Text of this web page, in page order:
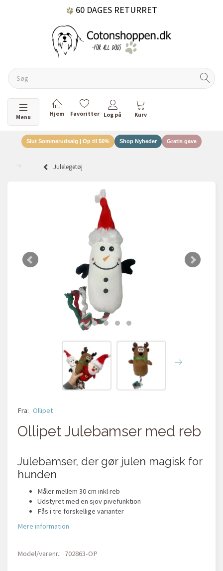
60 DAGES RETURRET
Skifte navigation
Menu
Slut Sommerudsalg | Op til 50% Shop Nyheder Gratis gave
Julelegetøj
Fra: Ollipet
Ollipet Julebamser med reb
Julebamser, der gør julen magisk for
hunden
Måler mellem 30 cm inkl reb
Udstyret med en sjov pivefunktion
Fås i tre forskellige varianter
Mere information
Model/varenr.: 702863-OP